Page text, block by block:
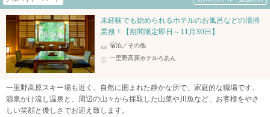
未経験でも始められるホテルのお風呂などの清掃
業務！【期間限定即日～11月30日】
宿泊／その他
一里野高原ホテルろあん
一里野高原スキー場も近く、自然に囲まれた静かな所で、家庭的な職場です。
源泉かけ流し温泉と、周辺の山々から採取した山菜や川魚など、お客様をやさ
しい笑顔と優しさでお迎え致します。